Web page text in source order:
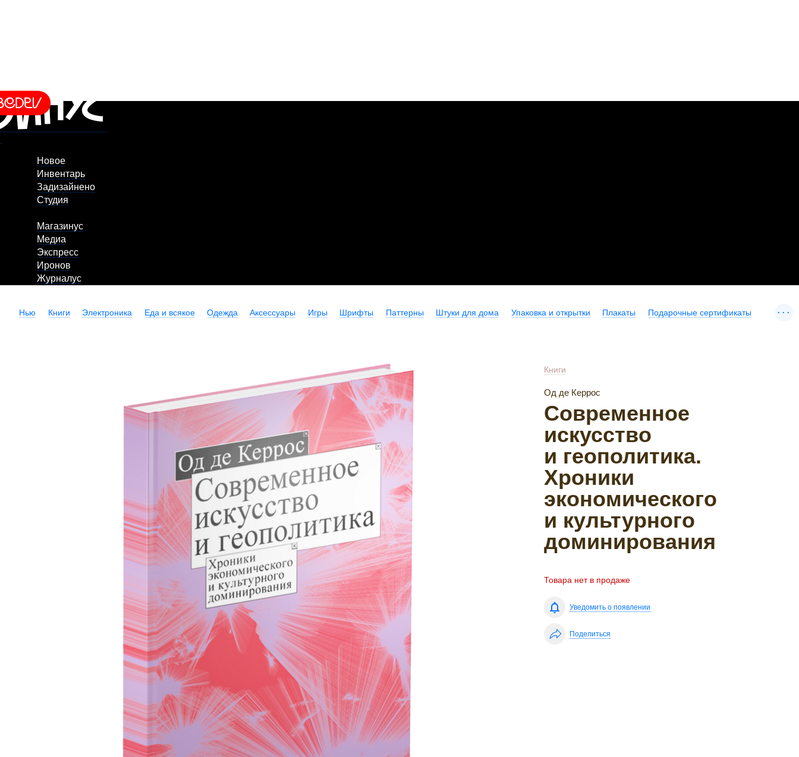
Новое
Инвентарь
Задизайнено
Студия
Магазинус
Медиа
Экспресс
Иронов
Журналус
Нью Книги Электроника Еда и всякое Одежда Аксессуары Игры Шрифты Паттерны Штуки для дома Упаковка и открытки Плакаты Подарочные сертификаты ...
Книги
Од де Керрос
Современное
искусство
и геополитика.
Хроники
экономического
и культурного
доминирования
Товара нет в продаже
Уведомить о появлении
Поделиться